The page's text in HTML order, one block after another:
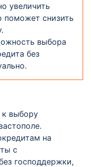
увеличить
поможет снизить
выбора
без
выбору
на
с
господдержки,